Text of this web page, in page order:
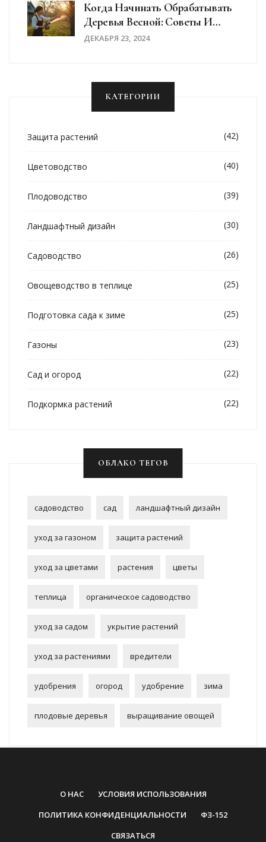
Когда Начинать Обрабатывать
Деревья Весной: Советы И
Рекомендации
ДЕКАБРЯ 23, 2024
КАТЕГОРИИ
Защита растений (42)
Цветоводство (40)
Плодоводство (39)
Ландшафтный дизайн (30)
Садоводство (26)
Овощеводство в теплице (25)
Подготовка сада к зиме (25)
Газоны (23)
Сад и огород (22)
Подкормка растений (22)
ОБЛАКО ТЕГОВ
садоводство сад ландшафтный дизайн
уход за газоном защита растений
уход за цветами растения цветы
теплица органическое садоводство
уход за садом укрытие растений
уход за растениями вредители
удобрения огород удобрение зима
плодовые деревья выращивание овощей
О НАС
УСЛОВИЯ ИСПОЛЬЗОВАНИЯ
ПОЛИТИКА КОНФИДЕНЦИАЛЬНОСТИ
ФЗ-152
СВЯЗАТЬСЯ